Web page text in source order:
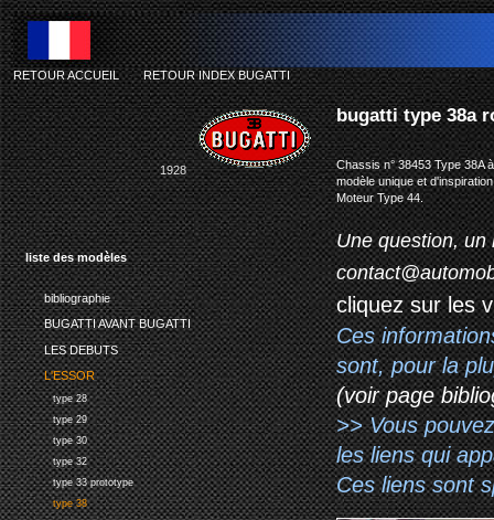
liste des modèles
bibliographie
BUGATTI AVANT BUGATTI
LES DEBUTS
L'ESSOR
type 28
type 29
type 30
type 32
type 33 prototype
type 38
bugatti type 38a
RETOUR ACCUEIL-RETOUR INDEX BUGATTI
1928
Chassis n° 38453 Type 38A
modèle unique et
Moteur Type 44.
Une question, un
cliquez sur les
Ces
sont, pour la
(voir page
>> Vous
les liens qui
Ces liens sont